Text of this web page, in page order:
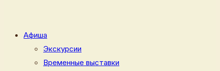
Афиша
Экскурсии
Временные выставки